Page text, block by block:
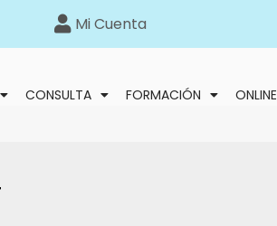
Mi Cuenta
CONSULTA FORMACIÓN ONLINE